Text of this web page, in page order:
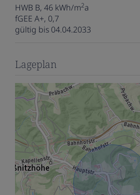
HWB B, 46 kWh/m2a
fGEE A+, 0,7
gültig bis 04.04.2033
Lageplan